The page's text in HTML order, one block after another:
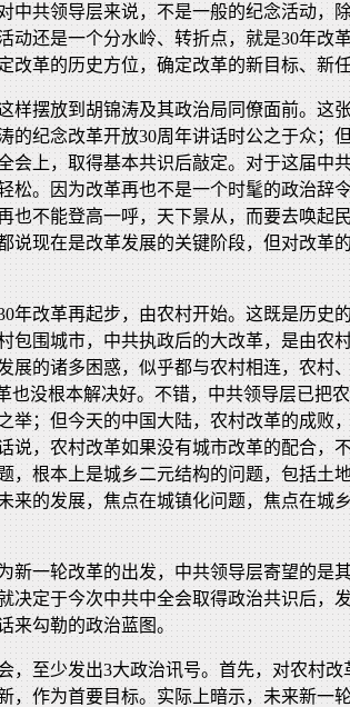
中共领导层来说，不是一般的纪念活动，
动还是一个分水岭、转折点，就是30年改
改革的历史方位，确定改革的新目标、新
样摆放到胡锦涛及其政治局同僚面前。这
的纪念改革开放30周年讲话时公之于众；
会上，取得基本共识后敲定。对于这届中
松。因为改革再也不是一个时髦的政治辞
也不能登高一呼，天下景从，而要去唤起
说现在是改革发展的关键阶段，但对改革
年改革再起步，由农村开始。这既是历史
包围城市，中共执政后的大改革，是由农
展的诸多困惑，似乎都与农村相连，农村
也没根本解决好。不错，中共领导层已把
举；但今天的中国大陆，农村改革的成败
说，农村改革如果没有城市改革的配合，
，根本上是城乡二元结构的问题，包括土
来的发展，焦点在城镇化问题，焦点在城
新一轮改革的出发，中共领导层寄望的是
决定于今次中共中全会取得政治共识后，
来勾勒的政治蓝图。
，至少发出3大政治讯号。首先，对农村改
，作为首要目标。实际上暗示，未来新一